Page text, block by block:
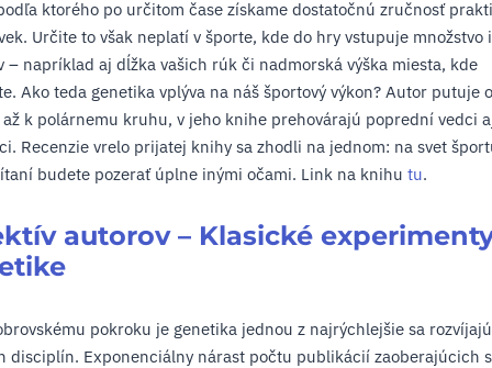
ktorého po určitom čase získame dostatočnú zručnosť
Určite to však neplatí v športe, kde do hry vstupuje množstvo
– napríklad aj dĺžka vašich rúk či nadmorská výška miesta, kde
Ako teda genetika vplýva na náš športový výkon? Autor putuje
k polárnemu kruhu, v jeho knihe prehovárajú poprední vedci
Recenzie vrelo prijatej knihy sa zhodli na jednom: na svet
budete pozerať úplne inými očami. Link na knihu tu.
autorov – Klasické
pokroku je genetika jednou z najrýchlejšie sa
disciplín. Exponenciálny nárast počtu publikácií zaoberajúcich